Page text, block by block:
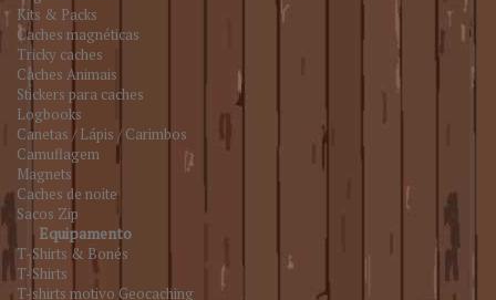
Kits & Packs
Caches magnéticas
Tricky caches
Caches Animais
Stickers para caches
Logbooks
Canetas / Lápis / Carimbos
Camuflagem
Magnets
Caches de noite
Sacos Zip
Equipamento
T-Shirts & Bonés
T-Shirts
T-shirts motivo Geocaching